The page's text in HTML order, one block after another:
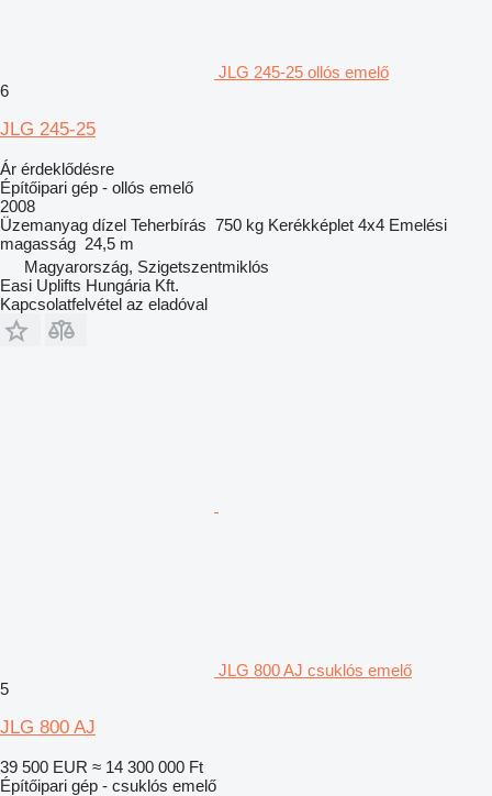
JLG 245-25 ollós emelő
6
JLG 245-25
Ár érdeklődésre
Építőipari gép - ollós emelő
2008
Üzemanyag dízel Teherbírás 750 kg Kerékképlet 4x4 Emelési
magasság 24,5 m
Magyarország, Szigetszentmiklós
Easi Uplifts Hungária Kft.
Kapcsolatfelvétel az eladóval
JLG 800 AJ csuklós emelő
5
JLG 800 AJ
39 500 EUR ≈ 14 300 000 Ft
Építőipari gép - csuklós emelő